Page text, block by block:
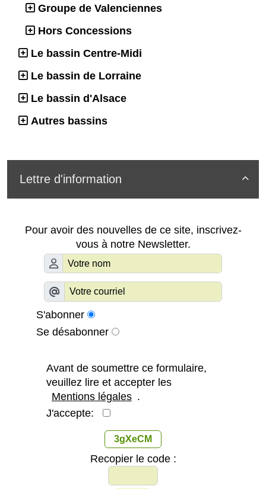
Groupe de Valenciennes
Hors Concessions
Le bassin Centre-Midi
Le bassin de Lorraine
Le bassin d'Alsace
Autres bassins

Lettre d'information
Pour avoir des nouvelles de ce site, inscrivez-
vous à notre Newsletter.
S'abonner
Se désabonner
Avant de soumettre ce formulaire,
veuillez lire et accepter les
Mentions légales .
J'accepte:
3gXeCM
Recopier le code :